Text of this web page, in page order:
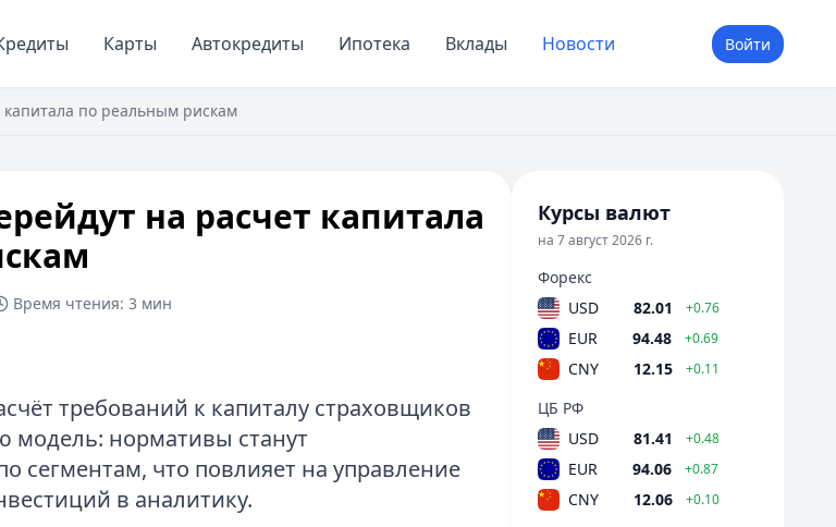
Карты Автокредиты Ипотека Вклады Новости Войти
по реальным рискам
на расчет капитала
Время чтения: 3 мин
требований к капиталу страховщиков
модель: нормативы станут
что повлияет на управление
в аналитику.
Курсы валют
на 7 август 2026 г.
Форекс
USD
82.01 +0.76
EUR 94.48 +0.69
CNY 12.15 +0.11
ЦБ РФ
USD
81.41 +0.48
EUR 94.06 +0.87
CNY 12.06 +0.10